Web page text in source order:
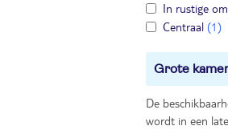
In rustige
Centraal (1)
Grote
De
wordt in een